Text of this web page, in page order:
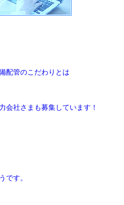
配管のこだわりとは
会社さまも募集しています！
です。